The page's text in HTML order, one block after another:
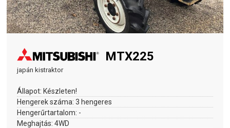
MTX225
japán kistraktor
Állapot: Készleten!
Hengerek száma:3 hengeres
Hengerűrtartalom: -
Meghajtás:4WD